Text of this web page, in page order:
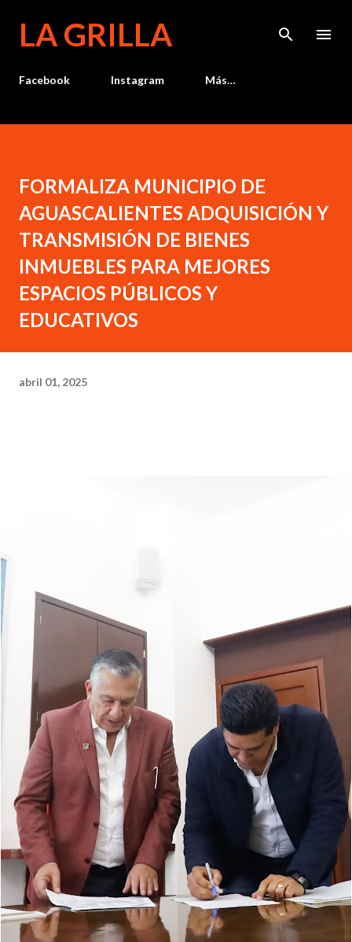
LA GRILLA
Facebook Instagram Más…
FORMALIZA MUNICIPIO DE
AGUASCALIENTES ADQUISICIÓN Y
TRANSMISIÓN DE BIENES
INMUEBLES PARA MEJORES
ESPACIOS PÚBLICOS Y
EDUCATIVOS
abril 01, 2025